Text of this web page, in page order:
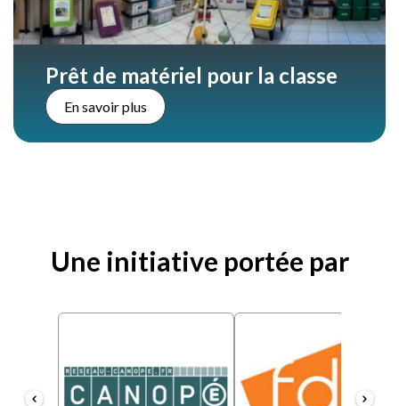
Prêt de matériel pour la classe
En savoir plus
Une initiative portée par